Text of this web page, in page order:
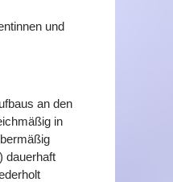
und
an den
in
dauerhaft